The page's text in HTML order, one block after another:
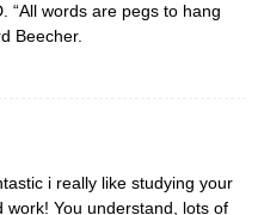
“All words are pegs to hang
Beecher.
i really like studying your
work! You understand, lots of